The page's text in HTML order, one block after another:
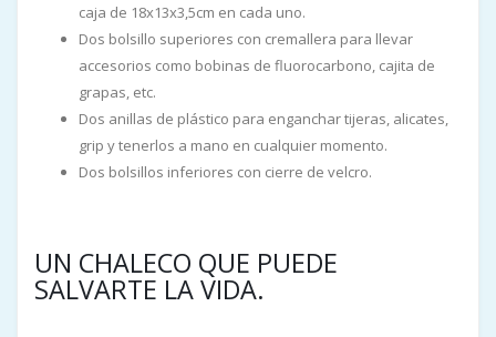
caja de 18x13x3,5cm en cada uno.
Dos bolsillo superiores con cremallera para llevar
accesorios como bobinas de fluorocarbono, cajita de
grapas, etc.
Dos anillas de plástico para enganchar tijeras, alicates,
grip y tenerlos a mano en cualquier momento.
Dos bolsillos inferiores con cierre de velcro.
UN CHALECO QUE PUEDE
SALVARTE LA VIDA.